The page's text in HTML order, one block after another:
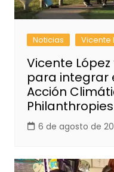
Noticias Vicente
Vicente
para integrar
Acción
Philanthropies
6 de agosto de